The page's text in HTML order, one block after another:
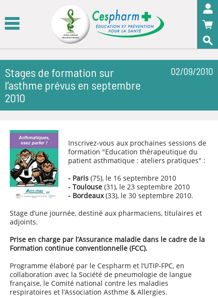
Stages de formation sur
l’asthme prévus en septembre
2010
02/09/2010
Inscrivez-vous aux prochaines sessions de
formation "Education thérapeutique du
patient asthmatique : ateliers pratiques" :
- Paris (75), le 16 septembre 2010
- Toulouse (31), le 23 septembre 2010
- Bordeaux(33), le 30 septembre 2010.
Stage d’une journée, destiné aux pharmaciens, titulaires et
adjoints.
Prise en charge par l’Assurance maladie dans le cadre de la
Formation continue conventionnelle (FCC).
Programme élaboré par le Cespharm et l‘UTIP-FPC, en
collaboration avec la Société de pneumologie de langue
française, le Comité national contre les maladies
respiratoires et l’Association Asthme & Allergies.